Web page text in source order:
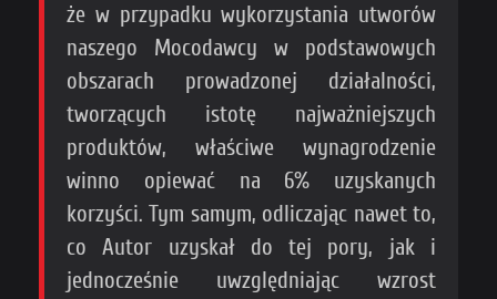
że w przypadku wykorzystania utworów
naszego Mocodawcy w podstawowych
obszarach prowadzonej działalności,
tworzących istotę najważniejszych
produktów, właściwe wynagrodzenie
winno opiewać na 6% uzyskanych
korzyści. Tym samym, odliczając nawet to,
co Autor uzyskał do tej pory, jak i
jednocześnie uwzględniając wzrost